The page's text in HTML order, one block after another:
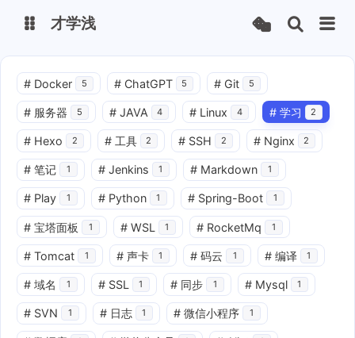
博客 文档管理
同步文件 Chagpt Ai
Lsky图床
uni-bimitv bimi-api
才学浅
# Docker 5 # ChatGPT 5 # Git 5
# 服务器 5 # JAVA 4 # Linux 4 # 学习 2
# Hexo 2 # 工具 2 # SSH 2 # Nginx 2
# 笔记 1 # Jenkins 1 # Markdown 1
# Play 1 # Python 1 # Spring-Boot 1
# 宝塔面板 1 # WSL 1 # RocketMq 1
# Tomcat 1 # 声卡 1 # 码云 1 # 编译 1
# 域名 1 # SSL 1 # 同步 1 # Mysql 1
# SVN 1 # 日志 1 # 微信小程序 1